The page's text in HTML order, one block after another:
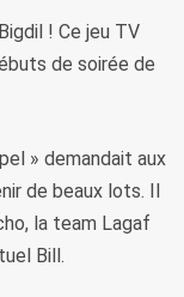
! Ce jeu TV
de soirée de
» demandait aux
de beaux lots. Il
la team Lagaf
Bill.